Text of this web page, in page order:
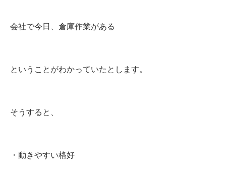
会社で今日、倉庫作業がある
ということがわかっていたとします。
そうすると、
・動きやすい格好